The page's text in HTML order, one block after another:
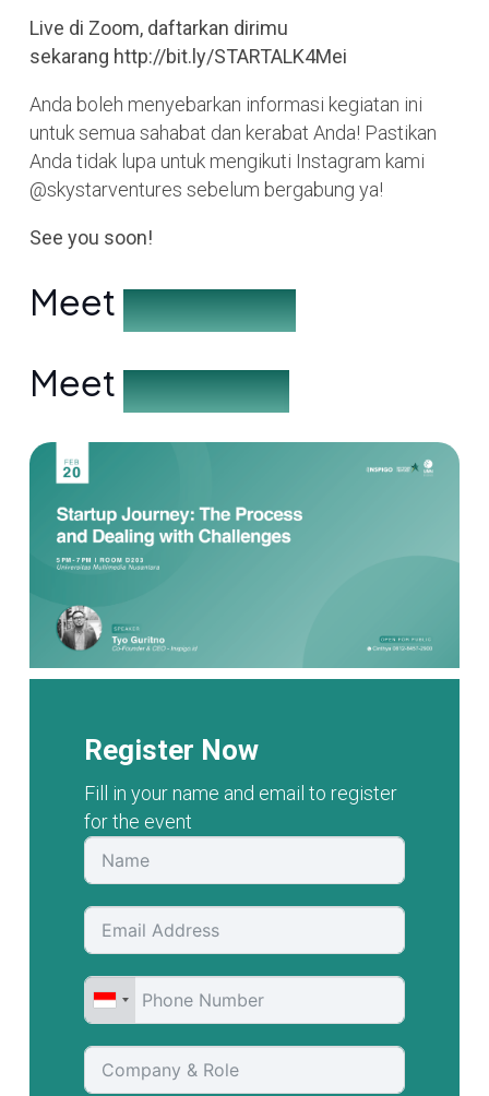
Live di Zoom, daftarkan dirimu
sekarang http://bit.ly/STARTALK4Mei
Anda boleh menyebarkan informasi kegiatan ini
untuk semua sahabat dan kerabat Anda! Pastikan
Anda tidak lupa untuk mengikuti Instagram kami
@skystarventures sebelum bergabung ya!
See you soon!
Meet the Speakers
Meet the Partners
Register Now
Fill in your name and email to register
for the event